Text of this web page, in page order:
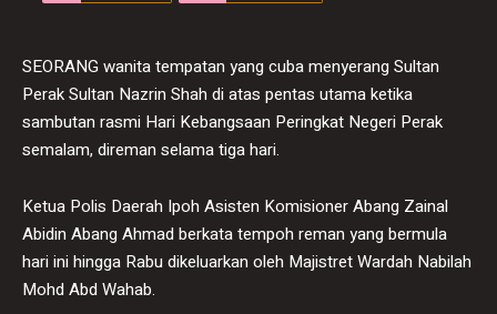
SEORANG wanita tempatan yang cuba menyerang Sultan
Perak Sultan Nazrin Shah di atas pentas utama ketika
sambutan rasmi Hari Kebangsaan Peringkat Negeri Perak
semalam, direman selama tiga hari.
Ketua Polis Daerah Ipoh Asisten Komisioner Abang Zainal
Abidin Abang Ahmad berkata tempoh reman yang bermula
hari ini hingga Rabu dikeluarkan oleh Majistret Wardah Nabilah
Mohd Abd Wahab.